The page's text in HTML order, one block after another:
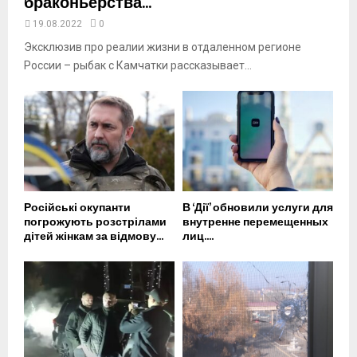
19.08.2022 0
Эксклюзив про реалии жизни в отдаленном регионе
России – рыбак с Камчатки рассказывает...
Російські окупанти
погрожують розстрілами
дітей жінкам за відмову...
В ‘Дії’ обновили услуги для
внутренне перемещенных
лиц....